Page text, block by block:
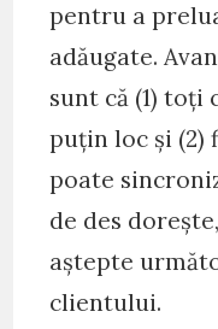
pentru a
adăugate.
sunt că (1)
puţin loc şi
poate
de des
aştepte
clientului.